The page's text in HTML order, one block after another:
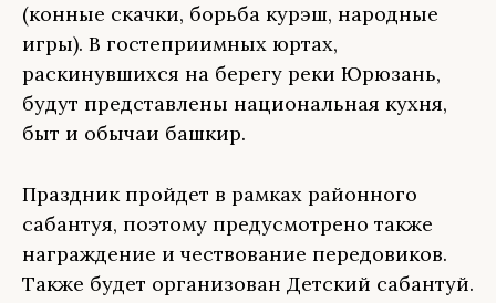
(конные скачки, борьба курэш, народные
игры). В гостеприимных юртах,
раскинувшихся на берегу реки Юрюзань,
будут представлены национальная кухня,
быт и обычаи башкир.
Праздник пройдет в рамках районного
сабантуя, поэтому предусмотрено также
награждение и чествование передовиков.
Также будет организован Детский сабантуй.